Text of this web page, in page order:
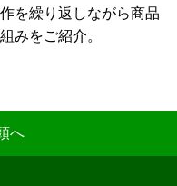
を繰り返しながら商品
みをご紹介。
へ